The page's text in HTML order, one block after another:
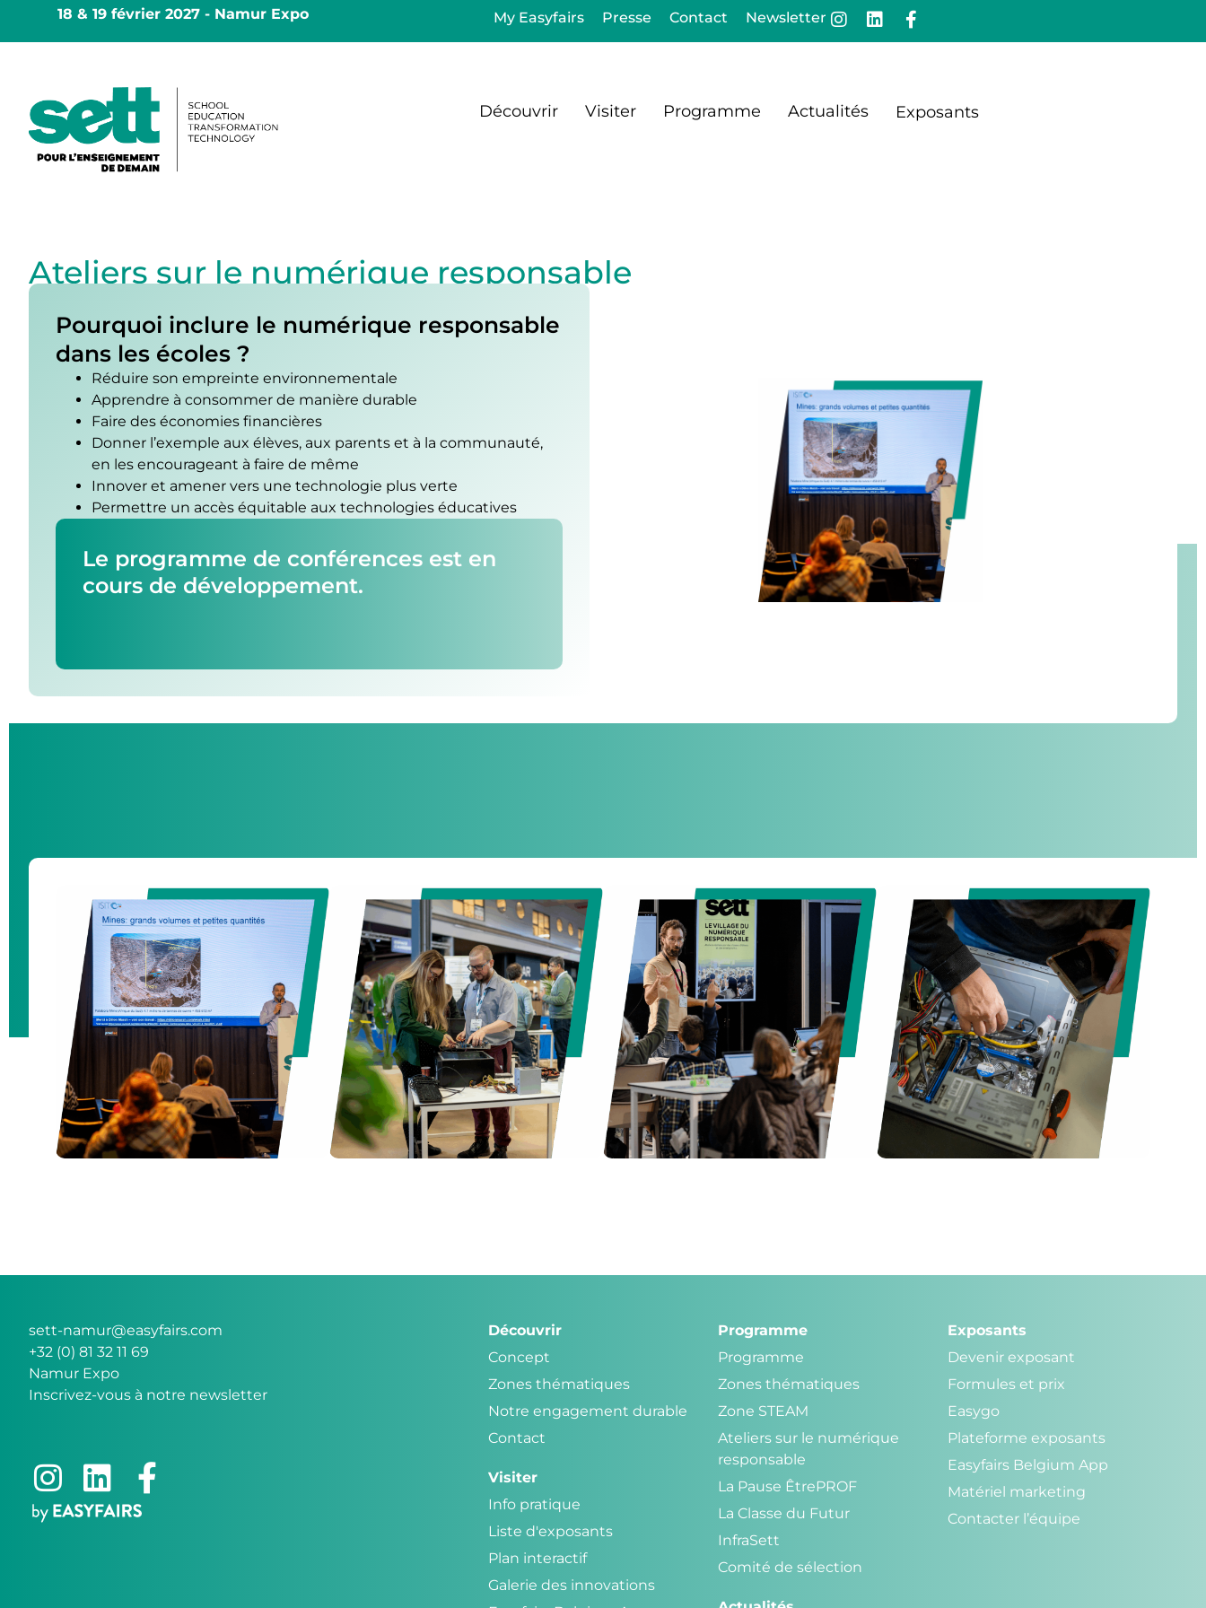
18 & 19 février 2027 - Namur Expo My Easyfairs Presse Contact Newsletter
Découvrir Visiter Programme Actualités Exposants
Ateliers sur le numérique responsable
Pourquoi inclure le numérique responsable
dans les écoles ?
Réduire son empreinte environnementale
Apprendre à consommer de manière durable
Faire des économies financières
Donner l’exemple aux élèves, aux parents et à la communauté,
en les encourageant à faire de même
Innover et amener vers une technologie plus verte
Permettre un accès équitable aux technologies éducatives
Le programme de conférences est en
cours de développement.
sett-namur@easyfairs.com
+32 (0) 81 32 11 69
Namur Expo
Inscrivez-vous à notre newsletter
Découvrir
Concept
Zones thématiques
Notre engagement durable
Contact
Visiter
Info pratique
Liste d'exposants
Plan interactif
Galerie des innovations
Programme
Programme
Zones thématiques
Zone STEAM
Ateliers sur le numérique
responsable
La Pause ÊtrePROF
La Classe du Futur
InfraSett
Comité de sélection
Exposants
Devenir exposant
Formules et prix
Easygo
Plateforme exposants
Easyfairs Belgium App
Matériel marketing
Contacter l’équipe